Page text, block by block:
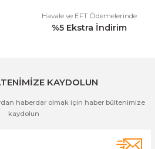
Havale ve EFT Ödemelerinde
%5 Ekstra İndirim
KAYDOLUN
haberdar olmak için haber bültenimize
kaydolun